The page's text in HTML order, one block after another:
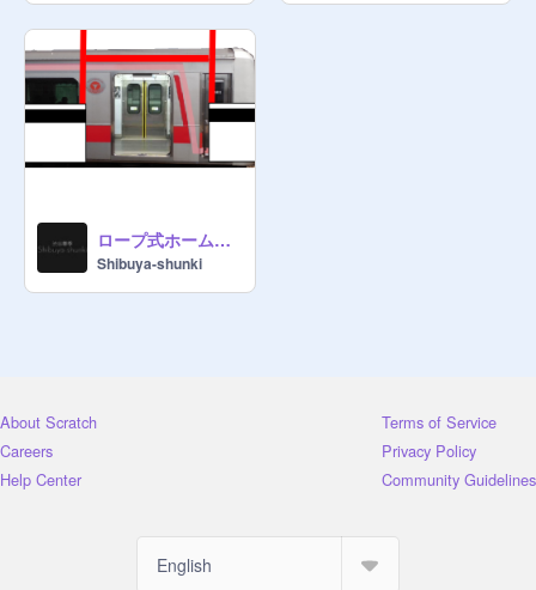
ロープ式ホームドア
Shibuya-shunki
About Scratch
Careers
Help Center
Terms of Service
Privacy Policy
Community Guidelines